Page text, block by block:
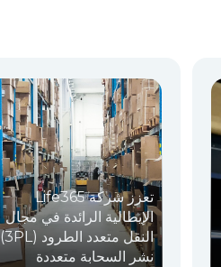
تعزز شركة Life365
الإيطالية الرائدة في مجال
النقل متعدد الطرود (3PL)
نشر السحابة متعددة